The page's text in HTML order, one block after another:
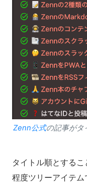
Zenn公式の記事がタ
タイトル順とする
程度ツリーアイテ